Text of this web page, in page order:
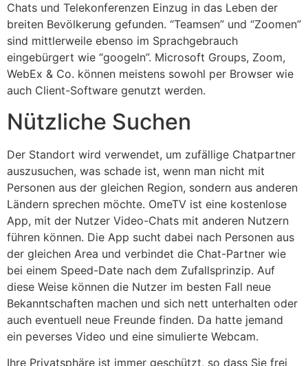
Chats und Telekonferenzen Einzug in das Leben der
breiten Bevölkerung gefunden. “Teamsen” und “Zoomen”
sind mittlerweile ebenso im Sprachgebrauch
eingebürgert wie “googeln”. Microsoft Groups, Zoom,
WebEx & Co. können meistens sowohl per Browser wie
auch Client-Software genutzt werden.
Nützliche Suchen
Der Standort wird verwendet, um zufällige Chatpartner
auszusuchen, was schade ist, wenn man nicht mit
Personen aus der gleichen Region, sondern aus anderen
Ländern sprechen möchte. OmeTV ist eine kostenlose
App, mit der Nutzer Video-Chats mit anderen Nutzern
führen können. Die App sucht dabei nach Personen aus
der gleichen Area und verbindet die Chat-Partner wie
bei einem Speed-Date nach dem Zufallsprinzip. Auf
diese Weise können die Nutzer im besten Fall neue
Bekanntschaften machen und sich nett unterhalten oder
auch eventuell neue Freunde finden. Da hatte jemand
ein peverses Video und eine simulierte Webcam.
Ihre Privatsphäre ist immer geschützt, so dass Sie frei